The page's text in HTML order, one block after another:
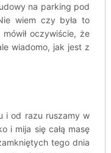
na parking pod
wiem czy była to
oczywiście, że
wiadomo, jak jest z
i od razu ruszamy w
i mija się całą masę
tego dnia